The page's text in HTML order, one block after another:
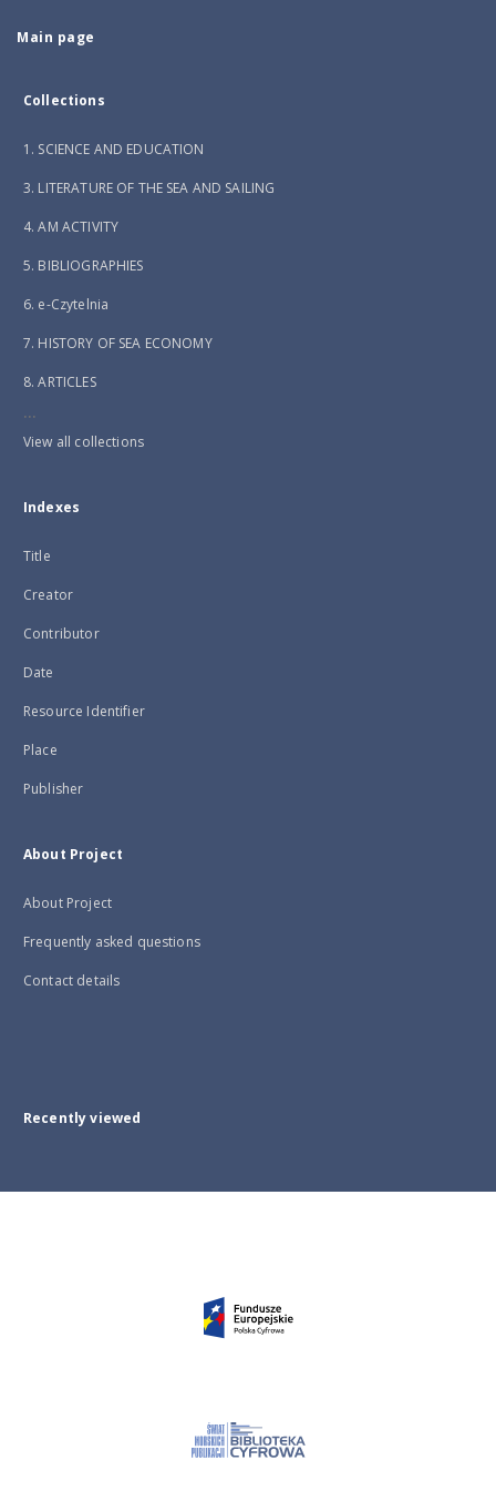
Main page
Collections
1. SCIENCE AND EDUCATION
3. LITERATURE OF THE SEA AND SAILING
4. AM ACTIVITY
5. BIBLIOGRAPHIES
6. e-Czytelnia
7. HISTORY OF SEA ECONOMY
8. ARTICLES
...
View all collections
Indexes
Title
Creator
Contributor
Date
Resource Identifier
Place
Publisher
About Project
About Project
Frequently asked questions
Contact details
Recently viewed